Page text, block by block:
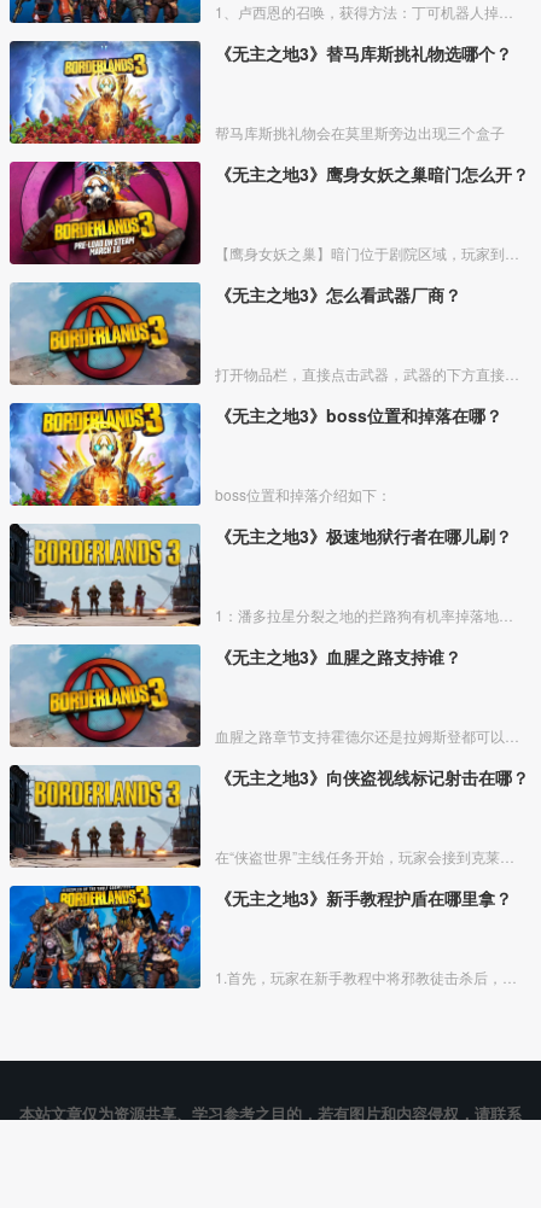
1、卢西恩的召唤，获得方法：丁可机器人掉落的“宝藏兑兑GO”兑换；屠杀之星3000的青焰掉落。高射速，低后坐力。暴击时返还2颗子弹到你的弹匣，并向最近的敌人发射2颗跳弹。
《无主之地3》替马库斯挑礼物选哪个？
帮马库斯挑礼物会在莫里斯旁边出现三个盒子
《无主之地3》鹰身女妖之巢暗门怎么开？
【鹰身女妖之巢】暗门位于剧院区域，玩家到达剧院跟随任务指引到剧院二楼控制台后触发暗门剧情
《无主之地3》怎么看武器厂商？
打开物品栏，直接点击武器，武器的下方直接就能看到厂商，如下图显示的位置就能看到，红色箭头所指的全是各个武器厂商的品牌
《无主之地3》boss位置和掉落在哪？
boss位置和掉落介绍如下：
《无主之地3》极速地狱行者在哪儿刷？
1：潘多拉星分裂之地的拦路狗有机率掉落地狱行者，先传送到潘多拉星
《无主之地3》血腥之路支持谁？
血腥之路章节支持霍德尔还是拉姆斯登都可以，唯一的不同是获得的奖励物品不一样
《无主之地3》向侠盗视线标记射击在哪？
在“侠盗世界”主线任务开始，玩家会接到克莱给的一个任务道具”侠盗视线“
《无主之地3》新手教程护盾在哪里拿？
1.首先，玩家在新手教程中将邪教徒击杀后，找到地图右前方的红色靶子，使用枪械将其破坏，如下图所示：
本站文章仅为资源共享、学习参考之目的，若有图片和内容侵权，请联系